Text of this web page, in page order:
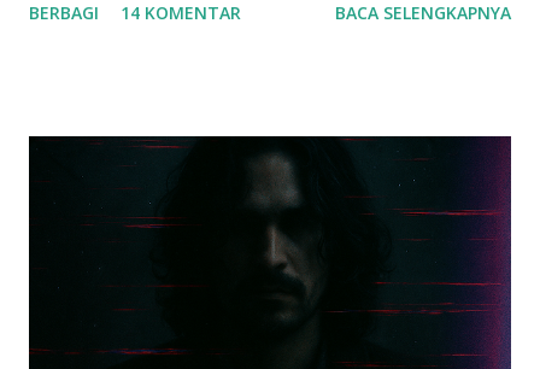
yang semakin mirip dengan aslinya. Tapi sejak awal Agustus
untuk hasilkan gambar yang memiliki akurasi tinggi, hampir
mirip kayak gambar aslinya. Jadi banyak banget profesional
kreatif dan penggemar seni yang mulai pindah ke alat baru
ini, dan setelah aku amati postingan mereka, aku jadi
enggak heran sih sama si Flux ini. Dengan kemampuan
fotorealistik dan fitur-fiturnya yang keren, Flux cepet
banget dapet reputasi sebagai game-changer di dunia seni
BERBAGI 14 KOMENTAR BACA SELENGKAPNYA